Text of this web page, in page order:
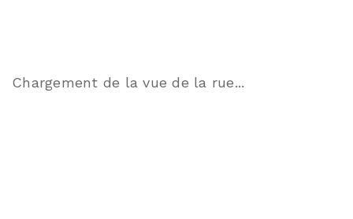
Chargement de la vue de la rue...